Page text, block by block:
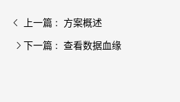
上一篇 : 方案概述
下一篇 : 查看数据血缘